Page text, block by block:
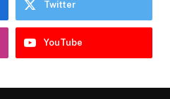
Twitter
YouTube